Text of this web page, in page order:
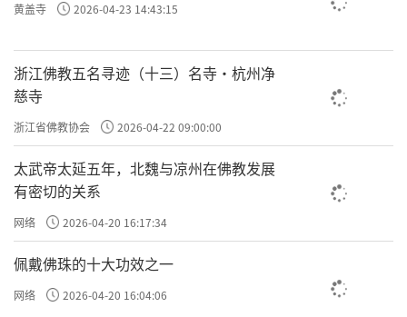
黄盖寺 2026-04-23 14:43:15
浙江佛教五名寻迹（十三）名寺·杭州净
慈寺
浙江省佛教协会 2026-04-22 09:00:00
太武帝太延五年，北魏与凉州在佛教发展
有密切的关系
网络 2026-04-20 16:17:34
佩戴佛珠的十大功效之一
网络 2026-04-20 16:04:06